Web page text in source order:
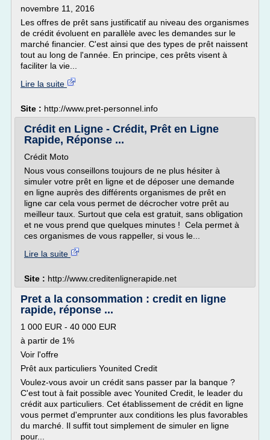
novembre 11, 2016
Les offres de prêt sans justificatif au niveau des organismes
de crédit évoluent en parallèle avec les demandes sur le
marché financier. C'est ainsi que des types de prêt naissent
tout au long de l'année. En principe, ces prêts visent à
faciliter la vie...
Lire la suite
Site : http://www.pret-personnel.info
Crédit en Ligne - Crédit, Prêt en Ligne
Rapide, Réponse ...
Crédit Moto
Nous vous conseillons toujours de ne plus hésiter à
simuler votre prêt en ligne et de déposer une demande
en ligne auprès des différents organismes de prêt en
ligne car cela vous permet de décrocher votre prêt au
meilleur taux. Surtout que cela est gratuit, sans obligation
et ne vous prend que quelques minutes ! Cela permet à
ces organismes de vous rappeller, si vous le...
Lire la suite
Site : http://www.creditenlignerapide.net
Pret a la consommation : credit en ligne
rapide, réponse ...
1 000 EUR - 40 000 EUR
à partir de 1%
Voir l'offre
Prêt aux particuliers Younited Credit
Voulez-vous avoir un crédit sans passer par la banque ?
C'est tout à fait possible avec Younited Credit, le leader du
crédit aux particuliers. Cet établissement de crédit en ligne
vous permet d'emprunter aux conditions les plus favorables
du marché. Il suffit tout simplement de simuler en ligne
pour...